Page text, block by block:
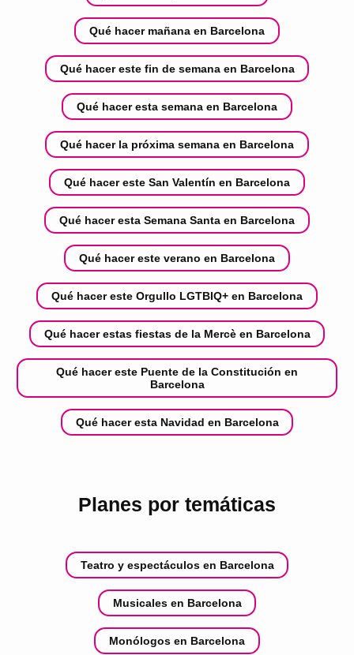
Qué hacer mañana en Barcelona
Qué hacer este fin de semana en Barcelona
Qué hacer esta semana en Barcelona
Qué hacer la próxima semana en Barcelona
Qué hacer este San Valentín en Barcelona
Qué hacer esta Semana Santa en Barcelona
Qué hacer este verano en Barcelona
Qué hacer este Orgullo LGTBIQ+ en Barcelona
Qué hacer estas fiestas de la Mercè en Barcelona
Qué hacer este Puente de la Constitución en
Barcelona
Qué hacer esta Navidad en Barcelona
Planes por temáticas
Teatro y espectáculos en Barcelona
Musicales en Barcelona
Monólogos en Barcelona